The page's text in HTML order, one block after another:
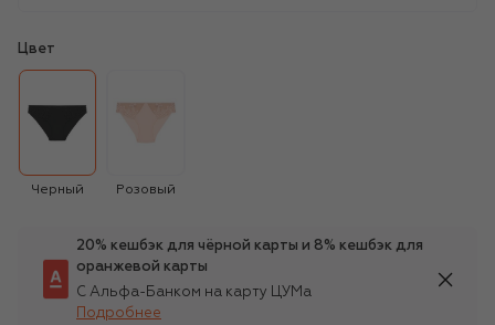
Цвет
Черный Розовый
20% кешбэк для чёрной карты и 8% кешбэк для
оранжевой карты
С Альфа-Банком на карту ЦУМа
Подробнее